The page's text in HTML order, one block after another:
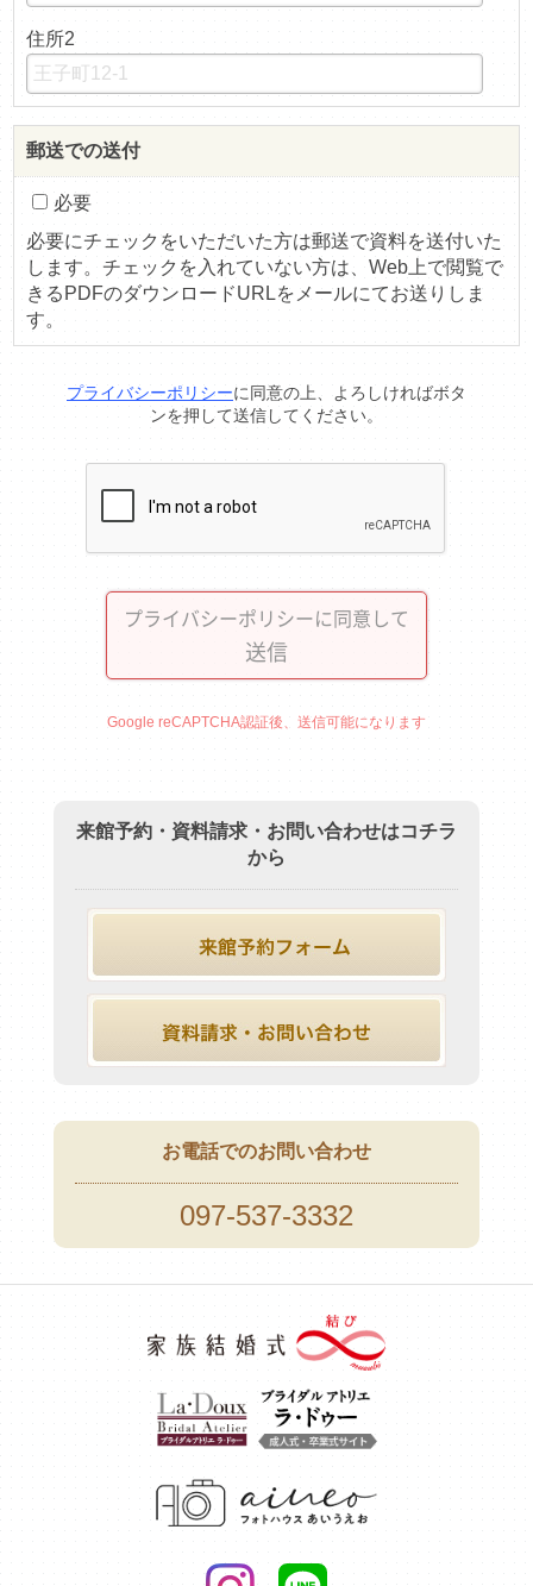
住所2
郵送での送付
必要
必要にチェックをいただいた方は郵送で資料を送付いた
します。チェックを入れていない方は、Web上で閲覧で
きるPDFのダウンロードURLをメールにてお送りしま
す。
プライバシーポリシーに同意の上、よろしければボタ
ンを押して送信してください。
プライバシーポリシーに同意して
送信
Google reCAPTCHA認証後、送信可能になります
来館予約・資料請求・お問い合わせはコチラ
から
お電話でのお問い合わせ
097-537-3332